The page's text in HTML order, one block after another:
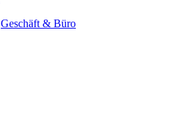
Geschäft & Büro